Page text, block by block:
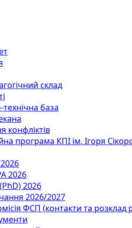
склад
база
конфліктів
програма КПІ ім. Ігоря
2026
2026
2026/2027
ФСП (контакти та розклад